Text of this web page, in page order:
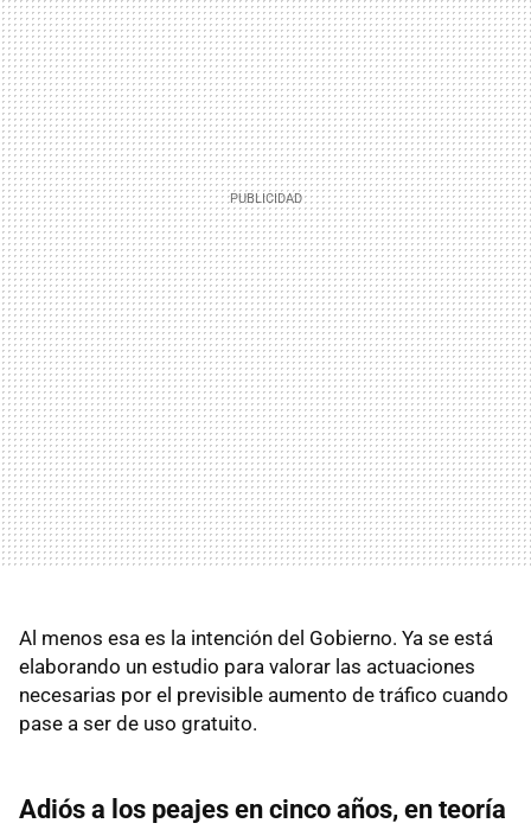
Al menos esa es la intención del Gobierno. Ya se está
elaborando un estudio para valorar las actuaciones
necesarias por el previsible aumento de tráfico cuando
pase a ser de uso gratuito.
Adiós a los peajes en cinco años, en teoría